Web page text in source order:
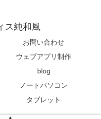
ス純和風
お問い合わせ
ウェブアプリ制作
blog
ノートパソコン
タブレット